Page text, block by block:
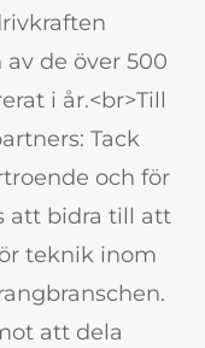
de över 500
i år.<br>Till
Tack
och för
att bidra till att
teknik inom
att dela